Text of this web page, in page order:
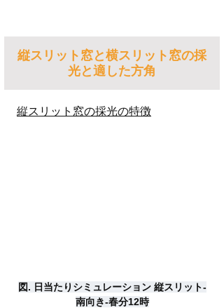
縦スリット窓と横スリット窓の採
光と適した方角
縦スリット窓の採光の特徴
図. 日当たりシミュレーション 縦スリット-
南向き-春分12時